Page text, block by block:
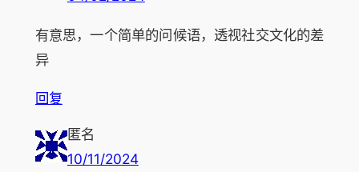
有意思，一个简单的问候语，透视社交文化的差
异
回复
匿名
10/11/2024